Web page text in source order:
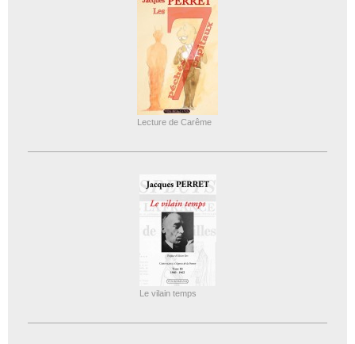
Lecture de Carême
Le vilain temps